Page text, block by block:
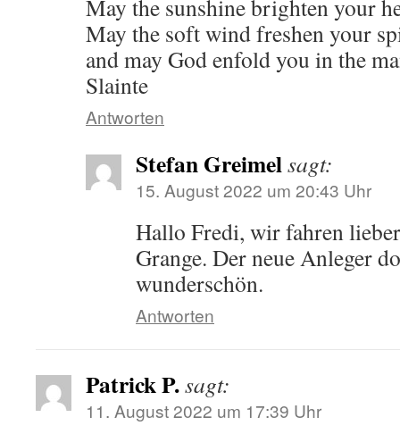
May the sunshine brighten your
May the soft wind freshen your
and may God enfold you in the
Slainte
Antworten
Stefan Greimelsagt:
15. August 2022 um 20:43 Uhr
Hallo Fredi, wir fahren
Grange. Der neue Anleger
wunderschön.
Antworten
Patrick P.sagt:
11. August 2022 um 17:39 Uhr